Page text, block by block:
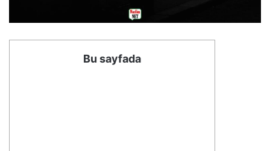
Bu sayfada